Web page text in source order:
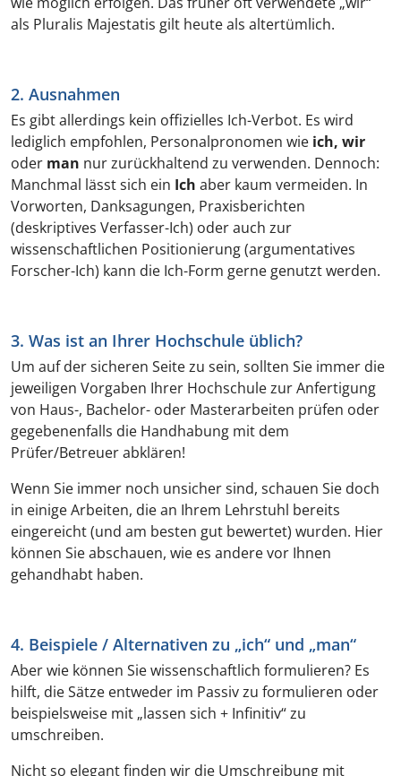
als Pluralis Majestatis gilt heute als altertümlich.
2. Ausnahmen
Es gibt allerdings kein offizielles Ich-Verbot. Es wird
lediglich empfohlen, Personalpronomen wie ich, wir
oder man nur zurückhaltend zu verwenden. Dennoch:
Manchmal lässt sich ein Ich aber kaum vermeiden. In
Vorworten, Danksagungen, Praxisberichten
(deskriptives Verfasser-Ich) oder auch zur
wissenschaftlichen Positionierung (argumentatives
Forscher-Ich) kann die Ich-Form gerne genutzt werden.
3. Was ist an Ihrer Hochschule üblich?
Um auf der sicheren Seite zu sein, sollten Sie immer die
jeweiligen Vorgaben Ihrer Hochschule zur Anfertigung
von Haus-, Bachelor- oder Masterarbeiten prüfen oder
gegebenenfalls die Handhabung mit dem
Prüfer/Betreuer abklären!
Wenn Sie immer noch unsicher sind, schauen Sie doch
in einige Arbeiten, die an Ihrem Lehrstuhl bereits
eingereicht (und am besten gut bewertet) wurden. Hier
können Sie abschauen, wie es andere vor Ihnen
gehandhabt haben.
4. Beispiele / Alternativen zu „ich“ und „man“
Aber wie können Sie wissenschaftlich formulieren? Es
hilft, die Sätze entweder im Passiv zu formulieren oder
beispielsweise mit „lassen sich + Infinitiv“ zu
umschreiben.
Nicht so elegant finden wir die Umschreibung mit